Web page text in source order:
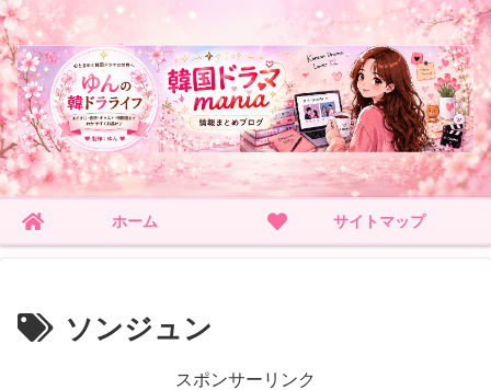
ホーム サイトマップ
ソンジュン
スポンサーリンク